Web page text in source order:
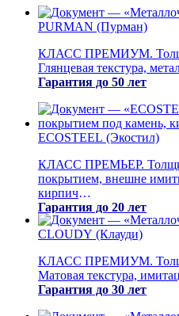
PURMAN (Пурман)
КЛАСС ПРЕМИУМ.
Глянцевая текстура,
Гарантия до 50 лет
ECOSTEEL (Экостил)
КЛАСС ПРЕМЬЕР.
покрытием, внешне
кирпич
Гарантия до 20 лет
CLOUDY (Клауди)
КЛАСС ПРЕМИУМ.
Матовая текстура,
Гарантия до 30 лет